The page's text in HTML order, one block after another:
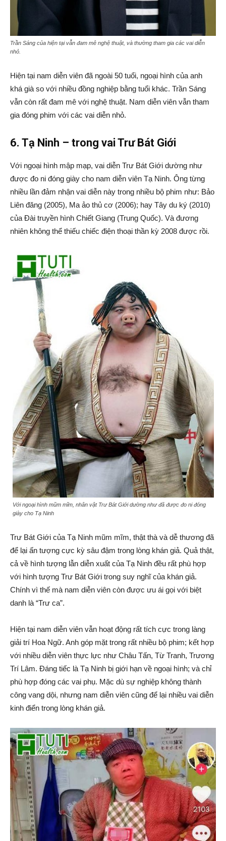
Trần Sáng của hiện tại vẫn đam mê nghệ thuật, và thường tham gia các vai diễn
nhỏ.
Hiện tại nam diễn viên đã ngoài 50 tuổi, ngoại hình của anh
khá già so với nhiều đồng nghiệp bằng tuổi khác. Trần Sáng
vẫn còn rất đam mê với nghệ thuật. Nam diễn viên vẫn tham
gia đóng phim với các vai diễn nhỏ.
6. Tạ Ninh – trong vai Trư Bát Giới
Với ngoại hình mập mạp, vai diễn Trư Bát Giới dường như
được đo ni đóng giày cho nam diễn viên Tạ Ninh. Ông từng
nhiều lần đảm nhận vai diễn này trong nhiều bộ phim như: Bảo
Liên đăng (2005), Ma ảo thủ cơ (2006); hay Tây du ký (2010)
của Đài truyền hình Chiết Giang (Trung Quốc). Và đương
nhiên không thể thiếu chiếc điện thoại thần kỳ 2008 được rồi.
Với ngoại hình mũm mĩm, nhân vật Trư Bát Giới dường như đã được đo ni đóng
giày cho Tạ Ninh
Trư Bát Giới của Tạ Ninh mũm mĩm, thật thà và dễ thương đã
để lại ấn tượng cực kỳ sâu đậm trong lòng khán giả. Quả thật,
cả về hình tượng lẫn diễn xuất của Tạ Ninh đều rất phù hợp
với hình tượng Trư Bát Giới trong suy nghĩ của khán giả.
Chính vì thế mà nam diễn viên còn được ưu ái gọi với biệt
danh là “Trư ca”.
Hiện tại nam diễn viên vẫn hoạt động rất tích cực trong làng
giải trí Hoa Ngữ. Anh góp mặt trong rất nhiều bộ phim; kết hợp
với nhiều diễn viên thực lực như Châu Tấn, Từ Tranh, Trương
Trí Lâm. Đáng tiếc là Tạ Ninh bị giới hạn về ngoại hình; và chỉ
phù hợp đóng các vai phụ. Mặc dù sự nghiệp không thành
công vang dội, nhưng nam diễn viên cũng để lại nhiều vai diễn
kinh điển trong lòng khán giả.